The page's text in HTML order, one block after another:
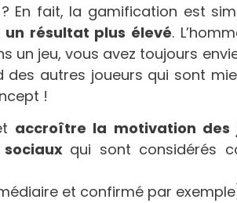
En fait, la gamification est
résultat plus élevé.
un jeu, vous avez toujours
autres joueurs qui sont
!
accroître la motivation des
qui sont considérés
et confirmé par